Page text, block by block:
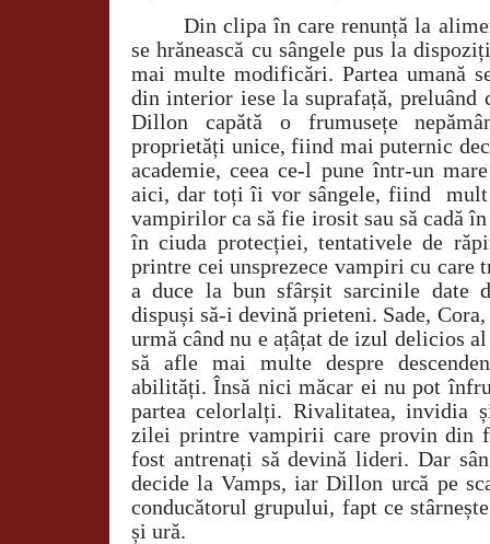
Din clipa în care renunță la
se hrănească cu sângele pus la
mai multe modificări. Partea umană
din interior iese la suprafață,
Dillon capătă o frumusețe
proprietăți unice, fiind mai puternic
academie, ceea ce-l pune într-un
aici, dar toți îi vor sângele, fiind
vampirilor ca să fie irosit sau să cadă
în ciuda protecției, tentativele de
printre cei unsprezece vampiri cu care
a duce la bun sfârșit sarcinile date
dispuși să-i devină prieteni. Sade,
urmă când nu e ațâțat de izul delicios
să afle mai multe despre
abilități. Însă nici măcar ei nu pot
partea celorlalți. Rivalitatea, invidia
zilei printre vampirii care provin din
fost antrenați să devină lideri. Dar
decide la Vamps, iar Dillon urcă pe
conducătorul grupului, fapt ce
și ură.